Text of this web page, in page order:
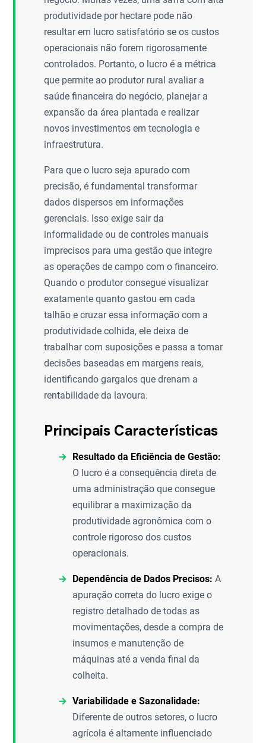
produtividade por hectare pode não
resultar em lucro satisfatório se os custos
operacionais não forem rigorosamente
controlados. Portanto, o lucro é a métrica
que permite ao produtor rural avaliar a
saúde financeira do negócio, planejar a
expansão da área plantada e realizar
novos investimentos em tecnologia e
infraestrutura.
Para que o lucro seja apurado com
precisão, é fundamental transformar
dados dispersos em informações
gerenciais. Isso exige sair da
informalidade ou de controles manuais
imprecisos para uma gestão que integre
as operações de campo com o financeiro.
Quando o produtor consegue visualizar
exatamente quanto gastou em cada
talhão e cruzar essa informação com a
produtividade colhida, ele deixa de
trabalhar com suposições e passa a tomar
decisões baseadas em margens reais,
identificando gargalos que drenam a
rentabilidade da lavoura.
Principais Características
Resultado da Eficiência de Gestão:
O lucro é a consequência direta de
uma administração que consegue
equilibrar a maximização da
produtividade agronômica com o
controle rigoroso dos custos
operacionais.
Dependência de Dados Precisos: A
apuração correta do lucro exige o
registro detalhado de todas as
movimentações, desde a compra de
insumos e manutenção de
máquinas até a venda final da
colheita.
Variabilidade e Sazonalidade:
Diferente de outros setores, o lucro
agrícola é altamente influenciado